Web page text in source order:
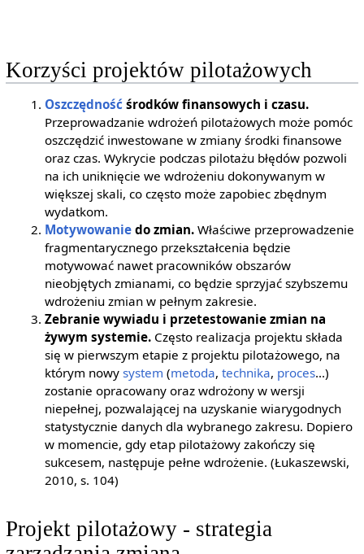
Korzyści projektów pilotażowych
Oszczędność środków finansowych i czasu.
Przeprowadzanie wdrożeń pilotażowych może pomóc
oszczędzić inwestowane w zmiany środki finansowe
oraz czas. Wykrycie podczas pilotażu błędów pozwoli
na ich uniknięcie we wdrożeniu dokonywanym w
większej skali, co często może zapobiec zbędnym
wydatkom.
Motywowanie do zmian. Właściwe przeprowadzenie
fragmentarycznego przekształcenia będzie
motywować nawet pracowników obszarów
nieobjętych zmianami, co będzie sprzyjać szybszemu
wdrożeniu zmian w pełnym zakresie.
Zebranie wywiadu i przetestowanie zmian na
żywym systemie. Często realizacja projektu składa
się w pierwszym etapie z projektu pilotażowego, na
którym nowysystem (metoda,technika, proces...)
zostanie opracowany oraz wdrożony w wersji
niepełnej, pozwalającej na uzyskanie wiarygodnych
statystycznie danych dla wybranego zakresu. Dopiero
w momencie, gdy etap pilotażowy zakończy się
sukcesem, następuje pełne wdrożenie. (Łukaszewski,
2010, s. 104)
Projekt pilotażowy - strategia